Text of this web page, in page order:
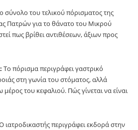
σύνολο του τελικού πόρισματος της
Πατρών για το θάνατο του Μικρού
πως βρίθει αντιθέσεων, άξιων προς
Το πόρισμα περιγράφει γαστρικό
στη γωνία του στόματος, αλλά
του κεφαλιού. Πώς γίνεται να είναι
ιατροδικαστής περιγράφει εκδορά στην